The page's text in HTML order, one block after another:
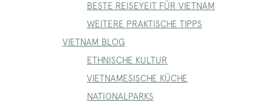
BESTE REISEYEIT FÜR VIETNAM
WEITERE PRAKTISCHE TIPPS
VIETNAM BLOG
ETHNISCHE KULTUR
VIETNAMESISCHE KÜCHE
NATIONALPARKS